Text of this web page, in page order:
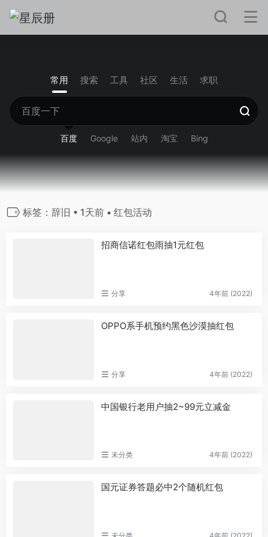
常用 搜索 工具 社区 生活 求职
百度 Google 站内 淘宝 Bing
标签：辞旧 • 1天前 • 红包活动
招商信诺红包雨抽1元红包
分享 4年前 (2022)
OPPO系手机预约黑色沙漠抽红包
分享 4年前 (2022)
中国银行老用户抽2~99元立减金
未分类 4年前 (2022)
国元证券答题必中2个随机红包